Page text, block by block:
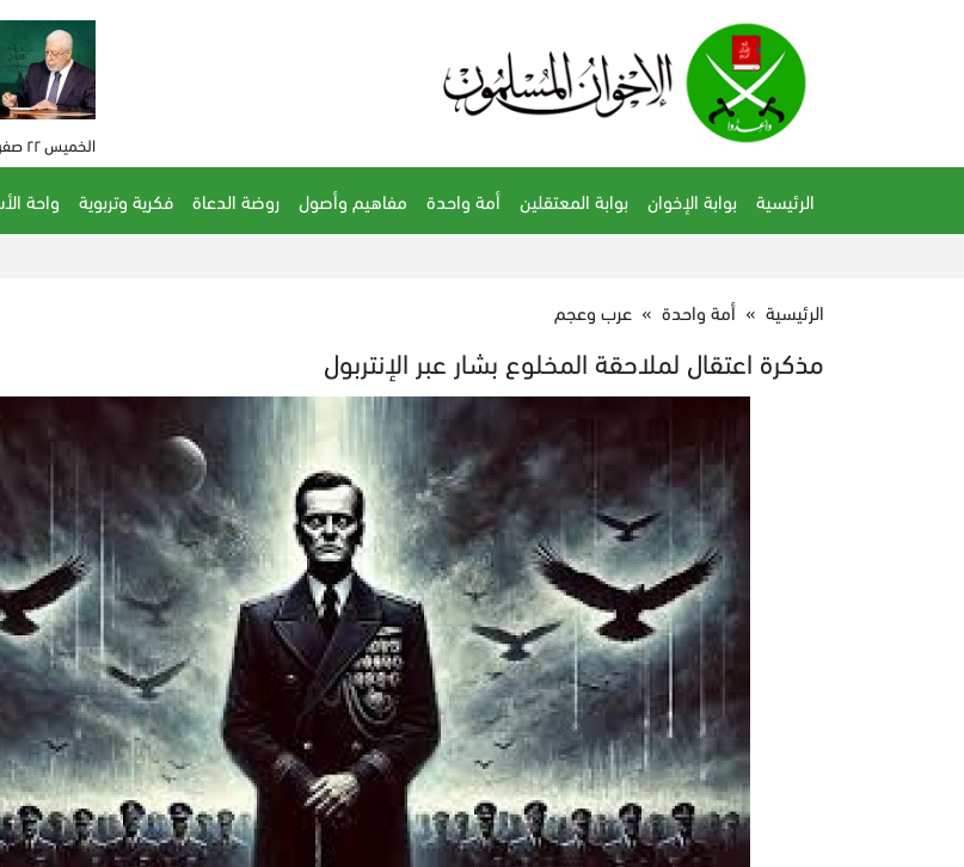
الخميس ٢٢ صفر ١٤٤٨ هـ - 6 أغسطس 2026 م - الساعة 02:59 م
الرئيسية بوابة الإخوان بوابة المعتقلين أمة واحدة مفاهيم وأصول روضة الدعاة فكرية وتربوية واحة
الرئيسية » أمة واحدة » عرب وعجم
مذكرة اعتقال لملاحقة المخلوع بشار عبر الإنتربول